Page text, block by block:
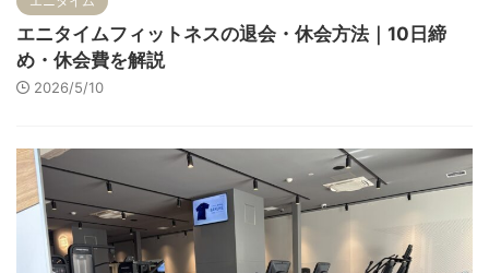
エニタイムフィットネスの退会・休会方法｜10日締
め・休会費を解説
2026/5/10